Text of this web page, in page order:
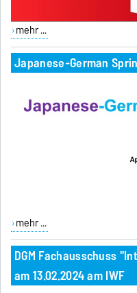
mehr ...
Japanese-German
mehr ...
DGM Fachausschuss
am 13.02.2024 am IWF